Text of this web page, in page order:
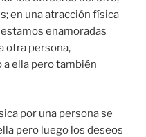
en una atracción física
enamoradas
otra persona,
ella pero también
por una persona se
pero luego los deseos